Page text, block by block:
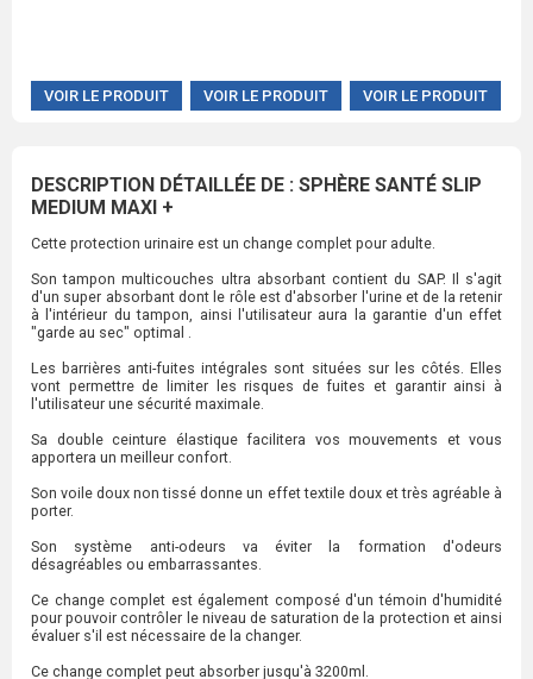
VOIR LE PRODUIT VOIR LE PRODUIT VOIR LE PRODUIT
DESCRIPTION DÉTAILLÉE DE : SPHÈRE SANTÉ SLIP
MEDIUM MAXI +
Cette protection urinaire est un change complet pour adulte.
Son tampon multicouches ultra absorbant contient du SAP. Il s'agit
d'un super absorbant dont le rôle est d'absorber l'urine et de la retenir
à l'intérieur du tampon, ainsi l'utilisateur aura la garantie d'un effet
"garde au sec" optimal .
Les barrières anti-fuites intégrales sont situées sur les côtés. Elles
vont permettre de limiter les risques de fuites et garantir ainsi à
l'utilisateur une sécurité maximale.
Sa double ceinture élastique facilitera vos mouvements et vous
apportera un meilleur confort.
Son voile doux non tissé donne un effet textile doux et très agréable à
porter.
Son système anti-odeurs va éviter la formation d'odeurs
désagréables ou embarrassantes.
Ce change complet est également composé d'un témoin d'humidité
pour pouvoir contrôler le niveau de saturation de la protection et ainsi
évaluer s'il est nécessaire de la changer.
Ce change complet peut absorber jusqu'à 3200ml.